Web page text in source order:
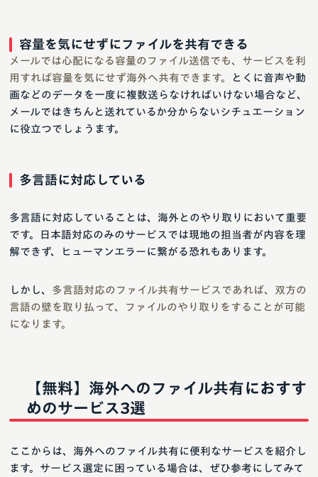
容量を気にせずにファイルを共有できる
メールでは心配になる容量のファイル送信でも、サービスを利
用すれば容量を気にせず海外へ共有できます。
とくに音声や動
画などのデータを一度に複数送らなければいけない場合など、
メールではきちんと送れているか分からないシチュエーション
に役立つでしょうます。
多言語に対応している
多言語に対応していることは、海外とのやり取りにおいて重要
です。日本語対応のみのサービスでは現地の担当者が内容を理
解できず、ヒューマンエラーに繋がる恐れもあります。
しかし、 多言語対応のファイル共有サービスであれば、双方の
言語の壁を取り払って、ファイルのやり取りをすることが可能
になります。
【無料】海外へのファイル共有におすす
めのサービス3選
ここからは、海外へのファイル共有に便利なサービスを紹介し
ます。サービス選定に困っている場合は、ぜひ参考にしてみて